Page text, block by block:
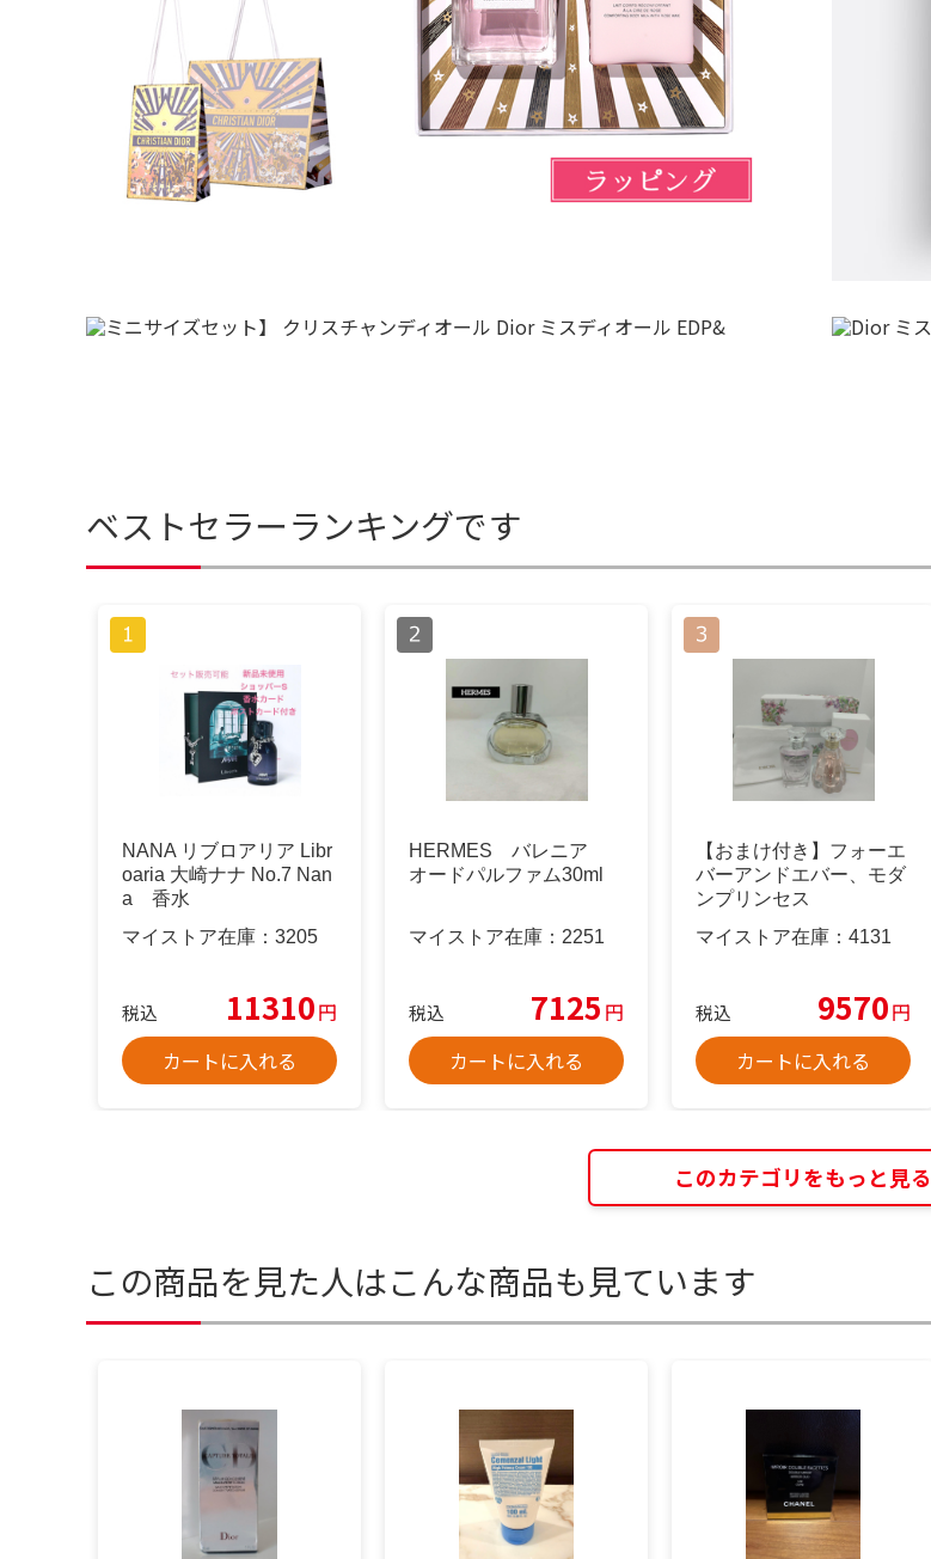
ベストセラーランキングです
NANA リブロアリア Libr
oaria 大崎ナナ No.7 Nan
a 香水
マイストア在庫： 3205
税込 11310円
カートに入れる
HERMES バレニア
オードパルファム30ml
マイストア在庫： 2251
税込 7125 円
カートに入れる
【おまけ付き】フォーエ
バーアンドエバー、モダ
ンプリンセス
マイストア在庫： 4131
税込 9570円
カートに入れる
このカテゴリをもっと見る
この商品を見た人はこんな商品も見ています